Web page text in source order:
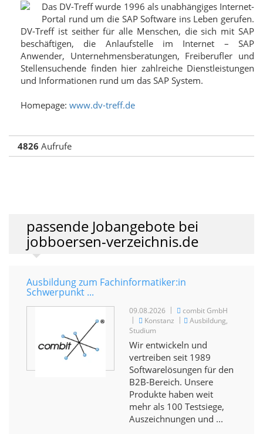
Das DV-Treff wurde 1996 als unabhängiges Internet-
Portal rund um die SAP Software ins Leben gerufen.
DV-Treff ist seither für alle Menschen, die sich mit SAP
beschäftigen, die Anlaufstelle im Internet – SAP
Anwender, Unternehmensberatungen, Freiberufler und
Stellensuchende finden hier zahlreiche Dienstleistungen
und Informationen rund um das SAP System.
Homepage: www.dv-treff.de
4826 Aufrufe
passende Jobangebote bei
jobboersen-verzeichnis.de
Ausbildung zum Fachinformatiker:in
Schwerpunkt ...
09.08.2026 |
combit GmbH
|
Konstanz |
Ausbildung,
Studium
Wir entwickeln und
vertreiben seit 1989
Softwarelösungen für den
B2B-Bereich. Unsere
Produkte haben weit
mehr als 100 Testsiege,
Auszeichnungen und ...